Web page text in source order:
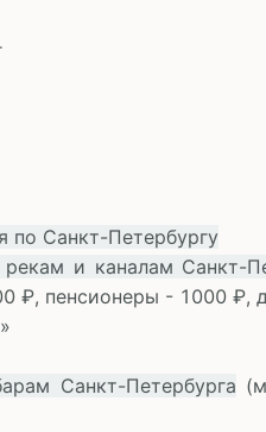
по Санкт-Петербургу
и каналам Санкт-
₽, пенсионеры - 1000 ₽,
Санкт-Петербурга